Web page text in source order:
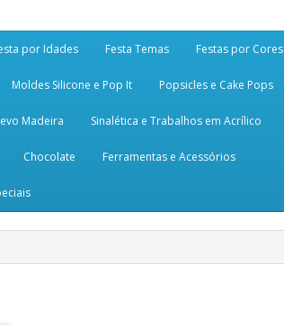
por Idades Festa Temas Festas por Cores
Moldes Silicone e Pop It Popsicles e Cake Pops
Madeira Sinalética e Trabalhos em Acrílico
Chocolate Ferramentas e Acessórios